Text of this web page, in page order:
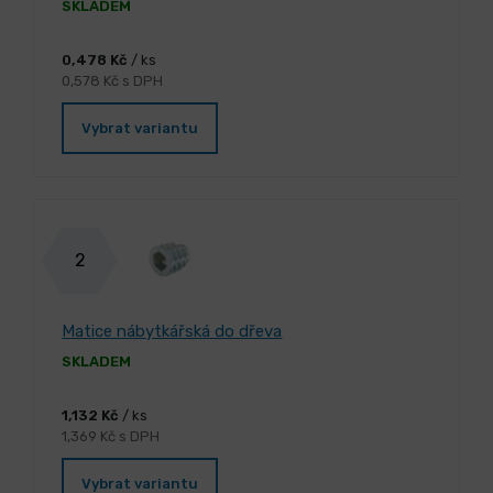
SKLADEM
0,478 Kč / ks
0,578 Kč s DPH
Vybrat variantu
2
Matice nábytkářská do dřeva
SKLADEM
1,132 Kč / ks
1,369 Kč s DPH
Vybrat variantu